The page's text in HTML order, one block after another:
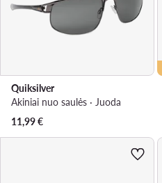
Quiksilver
Akiniai nuo saulės · Juoda
11,99€